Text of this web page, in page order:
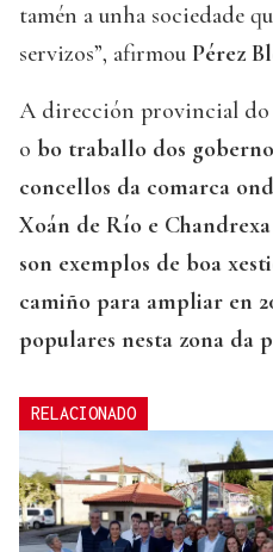
tamén a unha sociedade
servizos”, afirmou Pérez
A dirección provincial do
o bo traballo dos
concellos da comarca
Xoán de Río e
son exemplos de boa
camiño para ampliar en
populares nesta zona da
RELACIONADO